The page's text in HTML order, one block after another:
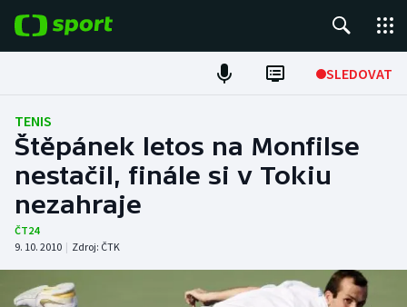
SLEDOVAT
Fotbal
Hokej
Tenis
Atletika
Cyklistika
TENIS
Štěpánek letos na Monfilse
nestačil, finále si v Tokiu
nezahraje
ČT24
9. 10. 2010 | Zdroj: ČTK